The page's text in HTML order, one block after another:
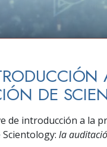
DE
de introducción a la
la